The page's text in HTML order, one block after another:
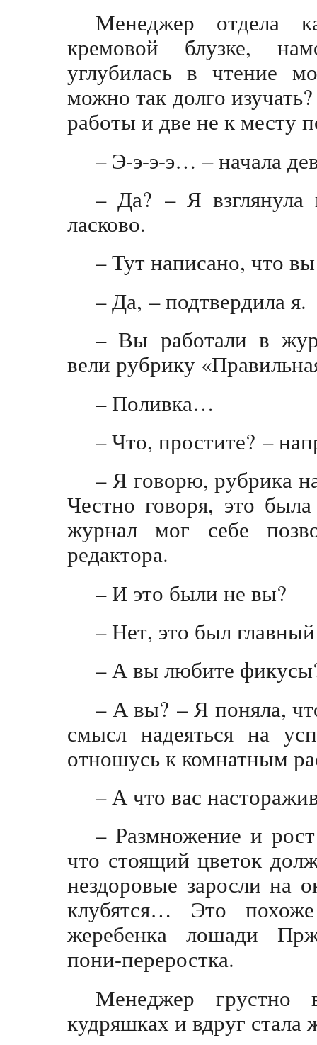
Менеджер отдела
кремовой блузке,
углубилась в чтение
можно так долго
работы и две не к месту
– Э-э-э-э… – начала
– Да? – Я взглянула
ласково.
– Тут написано, что
– Да, – подтвердила я.
– Вы работали в
вели рубрику
– Поливка…
– Что, простите? –
– Я говорю, рубрика
Честно говоря, это
журнал мог себе
редактора.
– И это были не вы?
– Нет, это был
– А вы любите
– А вы? – Я поняла,
смысл надеяться на
отношусь к комнатным
– А что вас
– Размножение и
что стоящий цветок
нездоровые заросли на
клубятся… Это
жеребенка лошади
пони-переростка.
Менеджер грустно
кудряшках и вдруг стала